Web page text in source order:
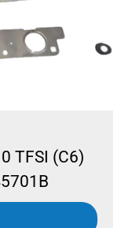
TFSI (C6)